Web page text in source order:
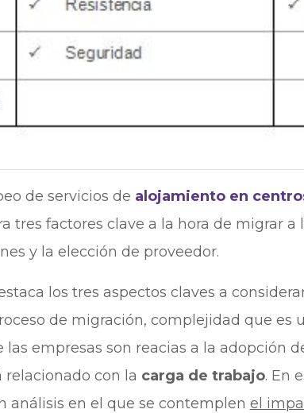
de servicios de alojamiento en
tres factores clave a la hora de migrar a
y la elección de proveedor.
los tres aspectos claves a
de migración, complejidad que es
las empresas son reacias a la adopción
relacionado con la carga de trabajo. En
análisis en el que se contemplen el